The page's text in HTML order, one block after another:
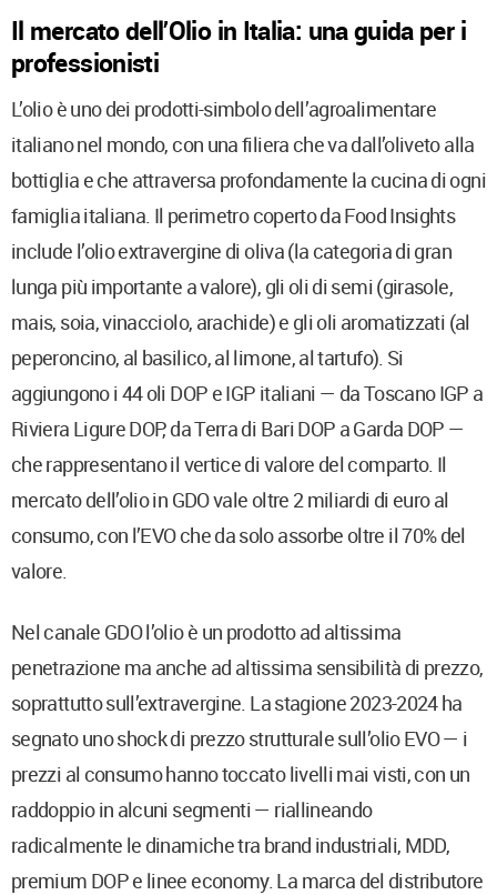
Il mercato dell’Olio in Italia: una guida per i
professionisti
L’olio è uno dei prodotti-simbolo dell’agroalimentare
italiano nel mondo, con una filiera che va dall’oliveto alla
bottiglia e che attraversa profondamente la cucina di ogni
famiglia italiana. Il perimetro coperto da Food Insights
include l’olio extravergine di oliva (la categoria di gran
lunga più importante a valore), gli oli di semi (girasole,
mais, soia, vinacciolo, arachide) e gli oli aromatizzati (al
peperoncino, al basilico, al limone, al tartufo). Si
aggiungono i 44 oli DOP e IGP italiani — da Toscano IGP a
Riviera Ligure DOP, da Terra di Bari DOP a Garda DOP —
che rappresentano il vertice di valore del comparto. Il
mercato dell’olio in GDO vale oltre 2 miliardi di euro al
consumo, con l’EVO che da solo assorbe oltre il 70% del
valore.
Nel canale GDO l’olio è un prodotto ad altissima
penetrazione ma anche ad altissima sensibilità di prezzo,
soprattutto sull’extravergine. La stagione 2023-2024 ha
segnato uno shock di prezzo strutturale sull’olio EVO — i
prezzi al consumo hanno toccato livelli mai visti, con un
raddoppio in alcuni segmenti — riallineando
radicalmente le dinamiche tra brand industriali, MDD,
premium DOP e linee economy. La marca del distributore